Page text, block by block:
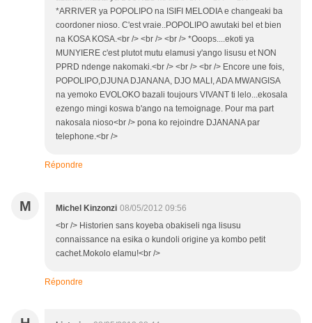
*ARRIVER ya POPOLIPO na ISIFI MELODIA e changeaki ba
coordoner nioso. C'est vraie..POPOLIPO awutaki bel et bien
na KOSA KOSA.<br /> <br /> <br /> *Ooops....ekoti ya
MUNYIERE c'est plutot mutu elamusi y'ango lisusu et NON
PPRD ndenge nakomaki.<br /> <br /> <br /> Encore une fois,
POPOLIPO,DJUNA DJANANA, DJO MALI, ADA MWANGISA
na yemoko EVOLOKO bazali toujours VIVANT ti lelo...ekosala
ezengo mingi koswa b'ango na temoignage. Pour ma part
nakosala nioso<br /> pona ko rejoindre DJANANA par
telephone.<br />
Répondre
M Michel Kinzonzi 08/05/2012 09:56
<br /> Historien sans koyeba obakiseli nga lisusu
connaissance na esika o kundoli origine ya kombo petit
cachet.Mokolo elamu!<br />
Répondre